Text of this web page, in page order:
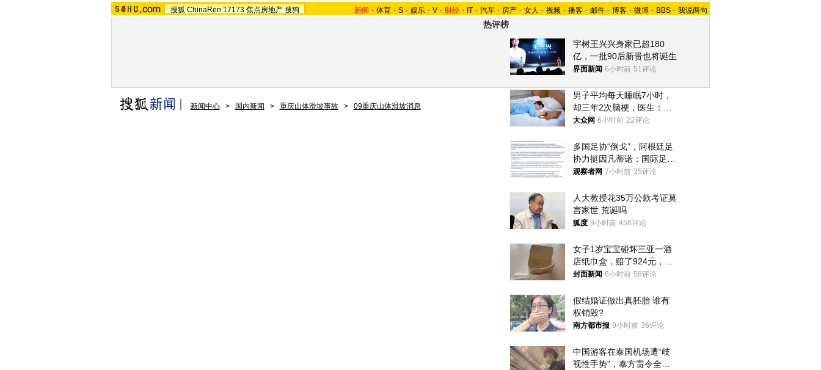
搜狐 ChinaRen 17173 焦点房地产 搜狗 新闻 - 体育 - S - 娱乐 - V - 财经 - IT - 汽车 - 房产 - 女人 - 视频 - 播客 - 邮件 - 博客 - 微博 - BBS - 我说两句
热评榜
宇树王兴兴身家已超180
亿，一批90后新贵也将诞生
界面新闻 6小时前 51评论
男子平均每天睡眠7小时，
却三年2次脑梗，医生：这
样睡觉更伤身
大众网 6小时前 22评论
多国足协“倒戈”，阿根廷足
协力挺因凡蒂诺：国际足联
今后应继续在其领导下前行
观察者网 7小时前 35评论
人大教授花35万公款考证莫
言家世 荒诞吗
狐度 9小时前 458评论
女子1岁宝宝碰坏三亚一酒
店纸巾盒，赔了924元，发
帖吐槽后酒店退还一半的
封面新闻 6小时前 58评论
假结婚证做出真胚胎 谁有
权销毁?
南方都市报 9小时前 36评论
中国游客在泰国机场遭“歧
视性手势”，泰方责令全面
新闻中心 > 国内新闻 > 重庆山体滑坡事故 > 09重庆山体滑坡消息